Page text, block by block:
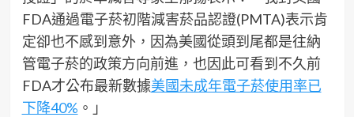
FDA通過電子菸初階減害菸品認證(PMTA)表示肯
定卻也不感到意外，因為美國從頭到尾都是往納
管電子菸的政策方向前進，也因此可看到不久前
FDA才公布最新數據美國未成年電子菸使用率已
下降40% 。」